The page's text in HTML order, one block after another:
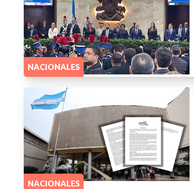
NACIONALES
NACIONALES